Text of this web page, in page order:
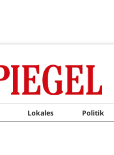
Lokales Politik